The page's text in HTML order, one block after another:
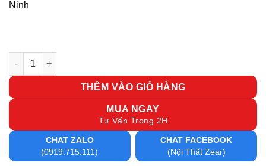
Ninh
Kệ bếp KB 4 số lượng
THÊM VÀO GIỎ HÀNG
MUA NGAY
Tư Vấn Trong 2H
CHAT ZALO
(0919.715.111)
CHAT FACEBOOK
(Nội Thất Zear)